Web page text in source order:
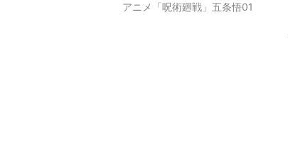
アニメ「呪術廻戦」五条悟01